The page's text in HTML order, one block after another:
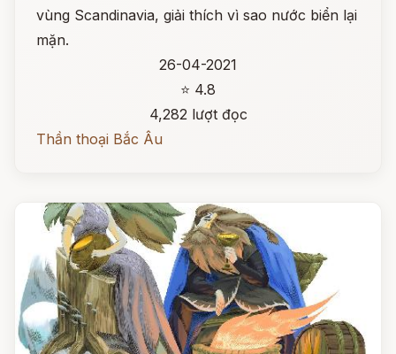
vùng Scandinavia, giải thích vì sao nước biển lại
mặn.
26-04-2021
⭐ 4.8
4,282 lượt đọc
Thần thoại Bắc Âu